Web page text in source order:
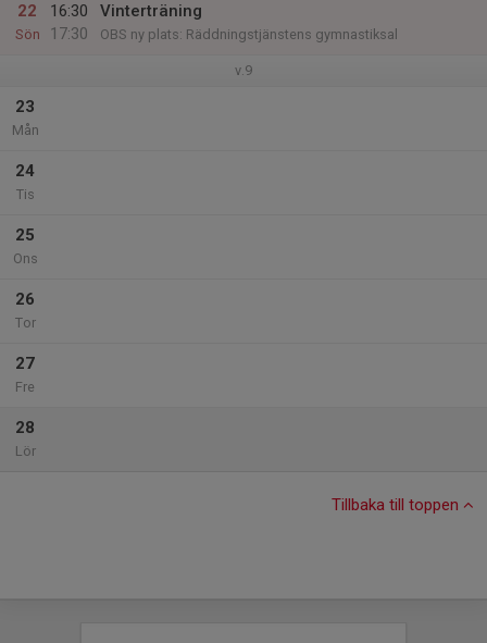
22
Sön
16:30
17:30
Vinterträning
OBS ny plats: Räddningstjänstens gymnastiksal
v.9
23
Mån
24
Tis
25
Ons
26
Tor
27
Fre
28
Lör
Tillbaka till toppen